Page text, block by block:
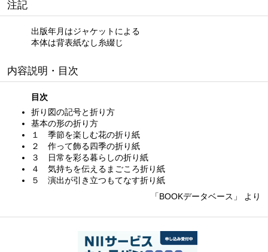
注記
出版年月はジャケットによる
本体は背表紙なし糸綴じ
内容説明・目次
目次
折り図の記号と折り方
基本の形の折り方
１ 季節を楽しむ花の折り紙
２ 作って飾る四季の折り紙
３ 日常を彩る暮らしの折り紙
４ 気持ちを伝えるまごころ折り紙
５ 演出が引き立つもてなす折り紙
「BOOKデータベース」 より